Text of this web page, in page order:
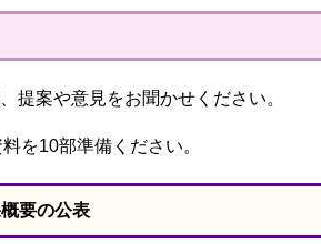
提案や意見をお聞かせください。
を10部準備ください。
要の公表